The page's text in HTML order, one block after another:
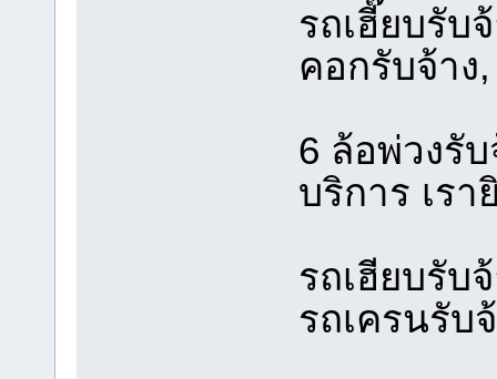
รถเฮี๊ยบรับ
คอกรับจ้าง,
6 ล้อพ่วงรั
บริการ เร
รถเฮียบรับ
รถเครนรับ